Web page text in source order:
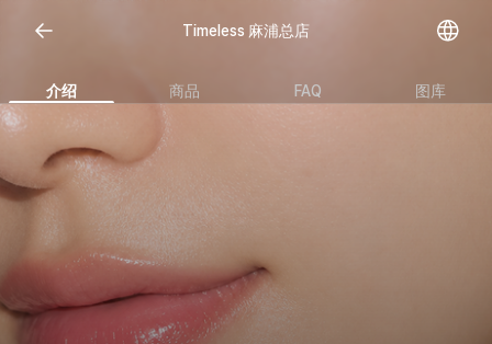
Timeless 麻浦总店
介绍 商品 FAQ 图库